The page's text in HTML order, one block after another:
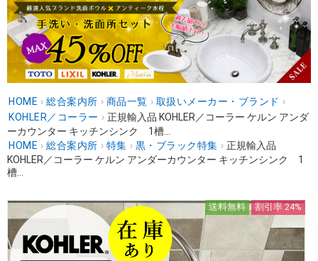
HOME › 総合案内所 › 商品一覧 › 取扱いメーカー・ブランド ›
KOHLER／コーラー › 正規輸入品 KOHLER／コーラー ケルン アンダ
ーカウンター キッチンシンク 1槽...
HOME › 総合案内所 › 特集 › 黒・ブラック特集 › 正規輸入品
KOHLER／コーラー ケルン アンダーカウンター キッチンシンク 1
槽...
送料無料 割引率 24%